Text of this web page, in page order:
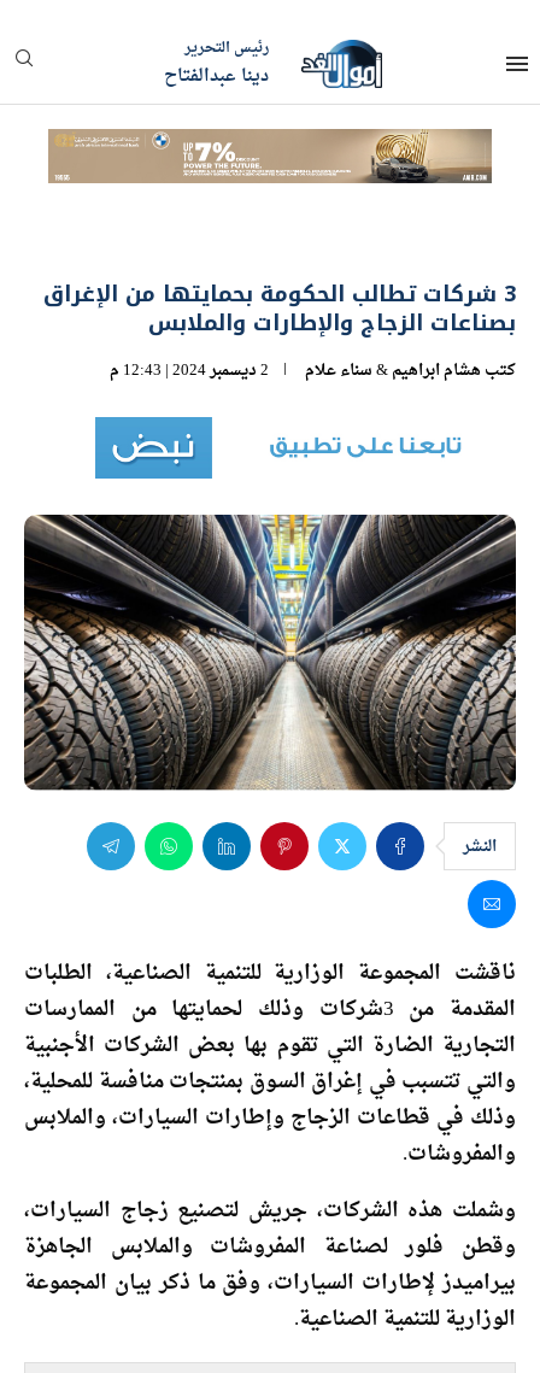
رئيس التحرير
دينا عبدالفتاح
3 شركات تطالب الحكومة بحمايتها من الإغراق
بصناعات الزجاج والإطارات والملابس
كتب هشام ابراهيم&سناء علام 2 ديسمبر 2024 | 12:43 م
النشر
ناقشت المجموعة الوزارية للتنمية الصناعية، الطلبات
المقدمة من 3شركات وذلك لحمايتها من الممارسات
التجارية الضارة التي تقوم بها بعض الشركات الأجنبية
والتي تتسبب في إغراق السوق بمنتجات منافسة للمحلية،
وذلك في قطاعات الزجاج وإطارات السيارات، والملابس
والمفروشات.
وشملت هذه الشركات، جريش لتصنيع زجاج السيارات،
وقطن فلور لصناعة المفروشات والملابس الجاهزة
بيراميدز لإطارات السيارات، وفق ما ذكر بيان المجموعة
الوزارية للتنمية الصناعية.